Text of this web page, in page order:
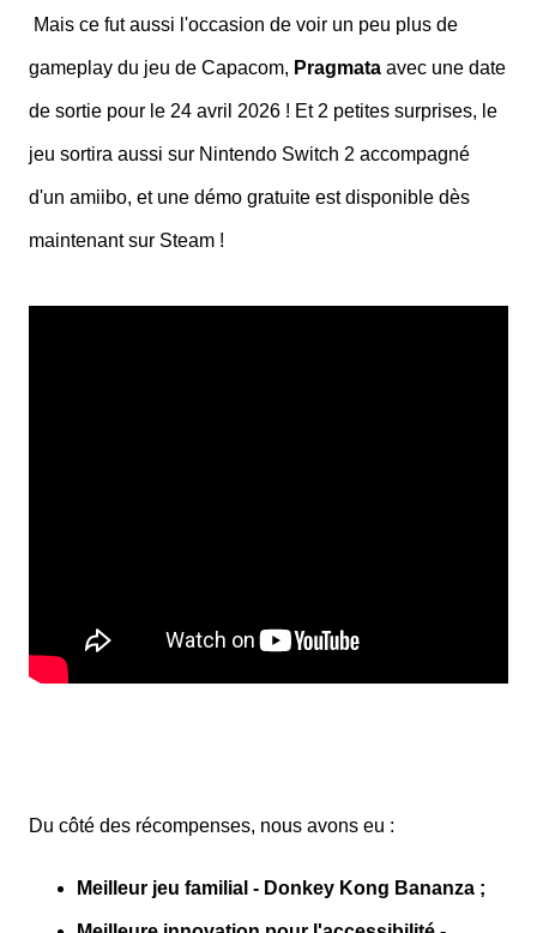
Mais ce fut aussi l'occasion de voir un peu plus de
gameplay du jeu de Capacom, Pragmata avec une date
de sortie pour le 24 avril 2026 ! Et 2 petites surprises, le
jeu sortira aussi sur Nintendo Switch 2 accompagné
d'un amiibo, et une démo gratuite est disponible dès
maintenant sur Steam !
Du côté des récompenses, nous avons eu :
Meilleur jeu familial - Donkey Kong Bananza ;